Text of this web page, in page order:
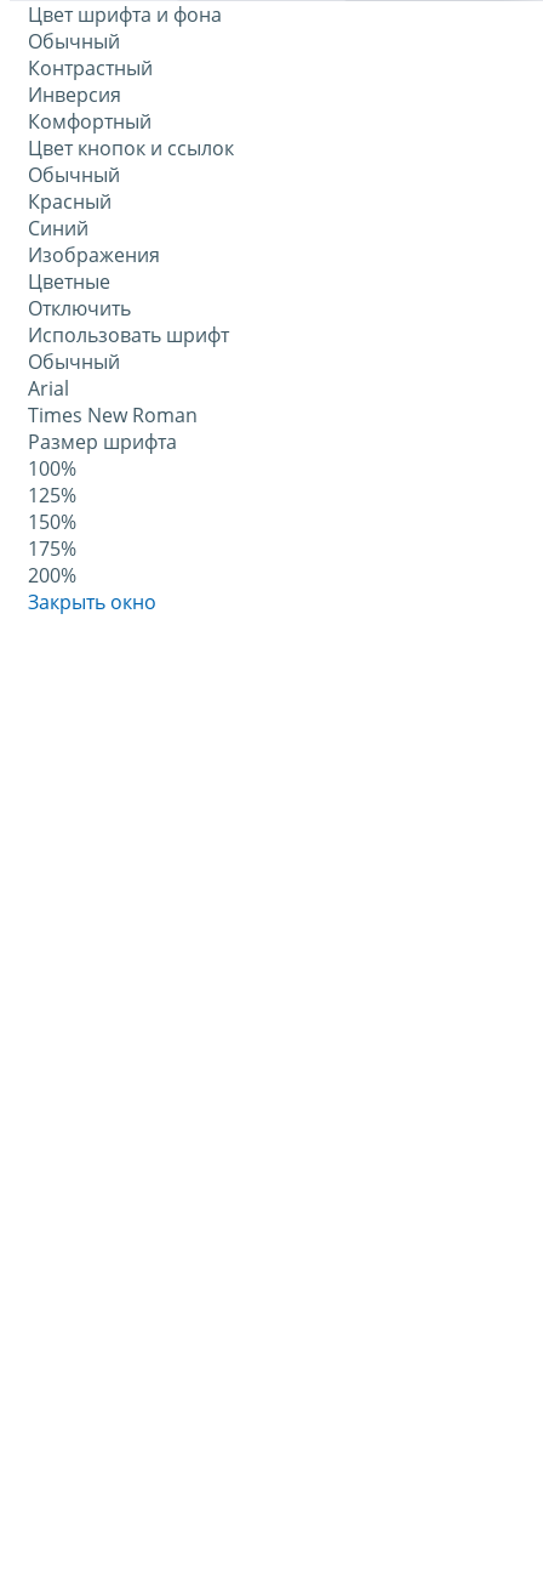
Цвет шрифта и фона
Обычный
Контрастный
Инверсия
Комфортный
Цвет кнопок и ссылок
Обычный
Красный
Синий
Изображения
Цветные
Отключить
Использовать шрифт
Обычный
Arial
Times New Roman
Размер шрифта
100%
125%
150%
175%
200%
Закрыть окно